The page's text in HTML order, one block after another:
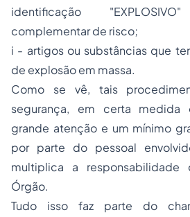
identificação
complementar de risco;
i - artigos ou substâncias que
de explosão em massa.
Como se vê, tais
segurança, em certa medida
grande atenção e um mínimo
por parte do pessoal
multiplica a
Órgão.
Tudo isso faz parte do